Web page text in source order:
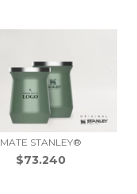
MATE STANLEY®
$73.240